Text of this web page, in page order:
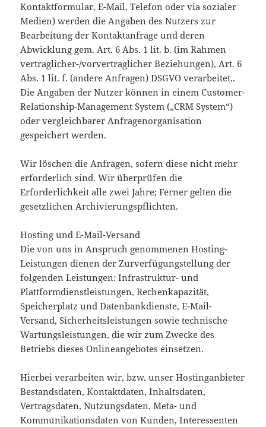
Kontaktformular, E-Mail, Telefon oder via sozialer
Medien) werden die Angaben des Nutzers zur
Bearbeitung der Kontaktanfrage und deren
Abwicklung gem. Art. 6 Abs. 1 lit. b. (im Rahmen
vertraglicher-/vorvertraglicher Beziehungen), Art. 6
Abs. 1 lit. f. (andere Anfragen) DSGVO verarbeitet..
Die Angaben der Nutzer können in einem Customer-
Relationship-Management System („CRM System“)
oder vergleichbarer Anfragenorganisation
gespeichert werden.
Wir löschen die Anfragen, sofern diese nicht mehr
erforderlich sind. Wir überprüfen die
Erforderlichkeit alle zwei Jahre; Ferner gelten die
gesetzlichen Archivierungspflichten.
Hosting und E-Mail-Versand
Die von uns in Anspruch genommenen Hosting-
Leistungen dienen der Zurverfügungstellung der
folgenden Leistungen: Infrastruktur- und
Plattformdienstleistungen, Rechenkapazität,
Speicherplatz und Datenbankdienste, E-Mail-
Versand, Sicherheitsleistungen sowie technische
Wartungsleistungen, die wir zum Zwecke des
Betriebs dieses Onlineangebotes einsetzen.
Hierbei verarbeiten wir, bzw. unser Hostinganbieter
Bestandsdaten, Kontaktdaten, Inhaltsdaten,
Vertragsdaten, Nutzungsdaten, Meta- und
Kommunikationsdaten von Kunden, Interessenten